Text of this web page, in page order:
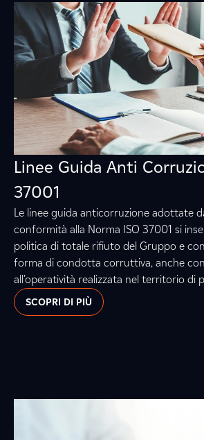
Linee Guida Anti
37001
Le linee guida anticorruzione adottate
conformità alla Norma ISO 37001 si
politica di totale rifiuto del Gruppo e
forma di condotta corruttiva, anche
all’operatività realizzata nel territorio di
SCOPRI DI PIÙ